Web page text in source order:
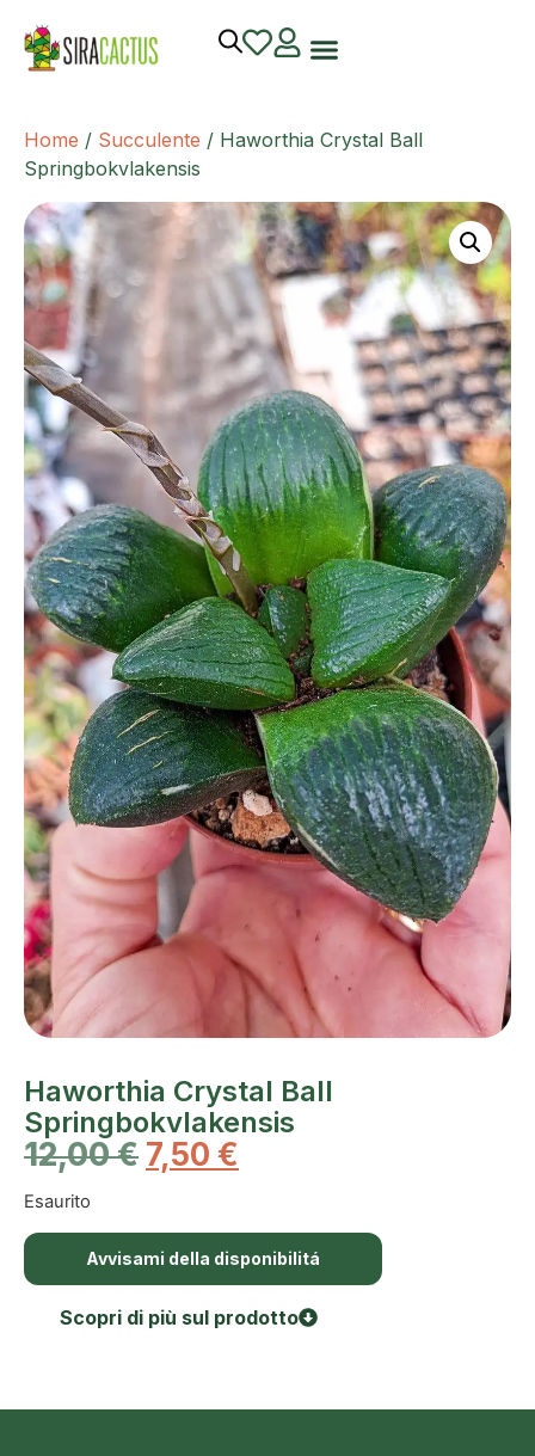
Home / Succulente / Haworthia Crystal Ball
Springbokvlakensis
Haworthia Crystal Ball
Springbokvlakensis
12,00€ 7,50 €
Esaurito
Avvisami della disponibilitá
Scopri di più sul prodotto